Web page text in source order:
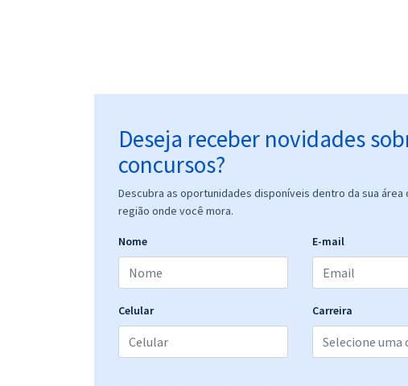
Deseja receber novidades
concursos?
Descubra as oportunidades disponíveis dentro da sua área
região onde você mora.
Nome E-mail
Celular Carreira